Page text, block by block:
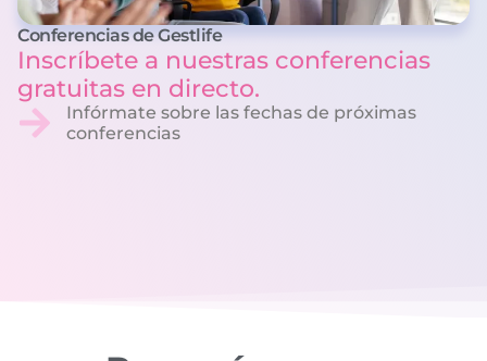
Conferencias de Gestlife
Inscríbete a nuestras conferencias
gratuitas en directo.
Infórmate sobre las fechas de próximas
conferencias